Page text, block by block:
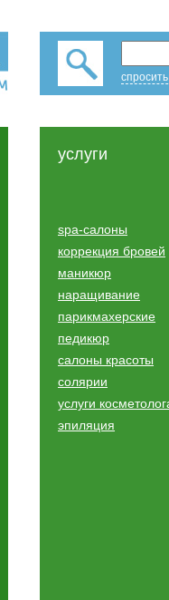
услуги
spa-салоны
коррекция бровей
маникюр
наращивание
парикмахерские
педикюр
салоны красоты
солярии
услуги
эпиляция